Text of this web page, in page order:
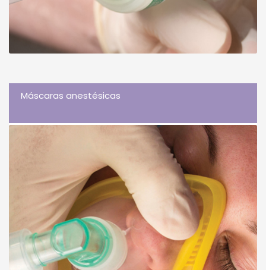
Máscaras anestésicas